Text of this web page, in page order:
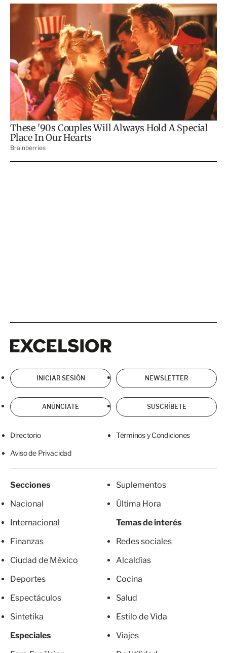
INICIAR SESIÓN NEWSLETTER
ANÚNCIATE SUSCRÍBETE
Directorio Términos y Condiciones
Aviso de Privacidad
Secciones
Nacional
Internacional
Finanzas
Ciudad de México
Deportes
Espectáculos
Sintetika
Especiales
Suplementos
Última Hora
Temas de interés
Redes sociales
Alcaldías
Cocina
Salud
Estilo de Vida
Viajes